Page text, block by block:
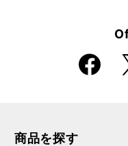
Faceboo
k
X
商品を探す